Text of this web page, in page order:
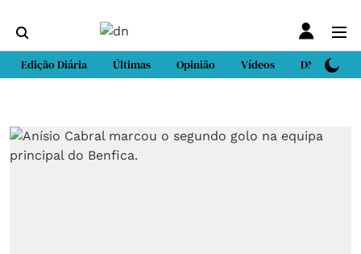
Edição Diária Últimas Opinião Vídeos DN Sport